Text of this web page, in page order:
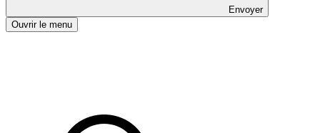
Envoyer
Ouvrir le menu